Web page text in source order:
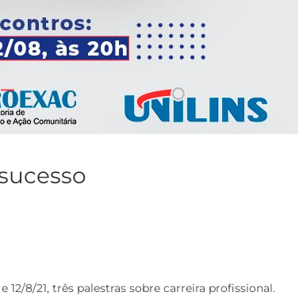
12/8/21, três palestras sobre carreira profissional.